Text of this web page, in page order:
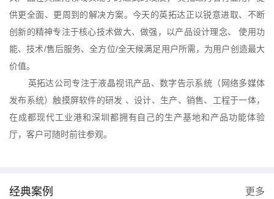
供更全面、更周到的解决方案。今天的英拓达正以锐意进取、不断
创新的精神专注于核心技术做大、做强，以产品设计理念、 使用功
能、技术/售后服务、全方位/全天候满足用户所需，为用户创造最大
价值。
英拓达公司专注于液晶视讯产品、数字告示系统（网络多媒体
发布系统）触摸屏软件的研发 、设计、生产、销售、工程于一体，
在成都现代工业港和深圳都拥有自己的生产基地和产品功能体验
厅，客户可随时前往参观。
经典案例 更多